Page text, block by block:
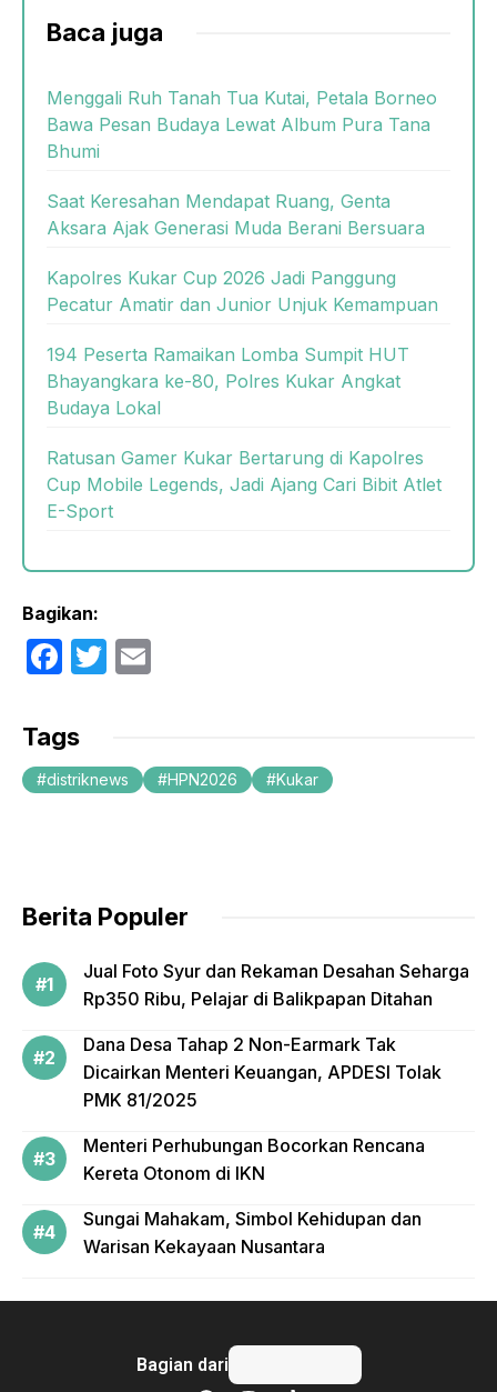
Baca juga
Menggali Ruh Tanah Tua Kutai, Petala Borneo
Bawa Pesan Budaya Lewat Album Pura Tana
Bhumi
Saat Keresahan Mendapat Ruang, Genta
Aksara Ajak Generasi Muda Berani Bersuara
Kapolres Kukar Cup 2026 Jadi Panggung
Pecatur Amatir dan Junior Unjuk Kemampuan
194 Peserta Ramaikan Lomba Sumpit HUT
Bhayangkara ke-80, Polres Kukar Angkat
Budaya Lokal
Ratusan Gamer Kukar Bertarung di Kapolres
Cup Mobile Legends, Jadi Ajang Cari Bibit Atlet
E-Sport
Bagikan:
F
c
e
b
k
T
er
Tags
distriknews HPN2026 Kukar
Berita Populer
Jual Foto Syur dan Rekaman Desahan Seharga
Rp350 Ribu, Pelajar di Balikpapan Ditahan
Dana Desa Tahap 2 Non-Earmark Tak
Dicairkan Menteri Keuangan, APDESI Tolak
PMK 81/2025
Menteri Perhubungan Bocorkan Rencana
Kereta Otonom di IKN
Sungai Mahakam, Simbol Kehidupan dan
Warisan Kekayaan Nusantara
Bagian dari